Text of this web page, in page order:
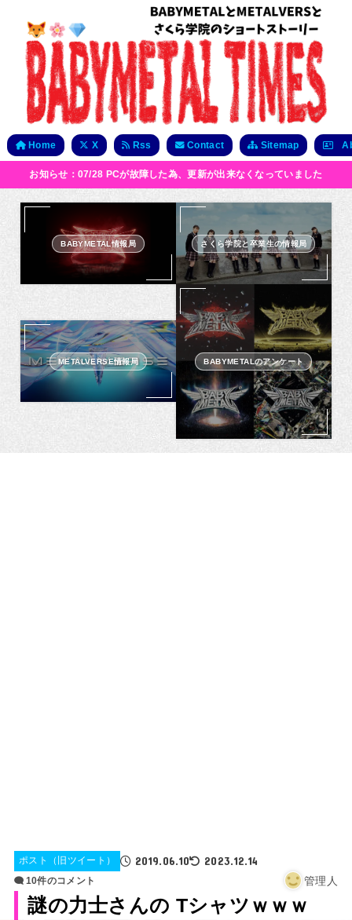
Home X Rss Contact Sitemap
お知らせ：07/28 PCが故障した為、更新が出来なくなっていました
BABYMETAL情報局 さくら学院と卒業生の情報局
METALVERSE情報局 BABYMETALのアンケート
ポスト（旧ツイート） 2019.06.10 2023.12.14
10件のコメント 管理人
謎の力士さんの Tシャツｗｗｗ